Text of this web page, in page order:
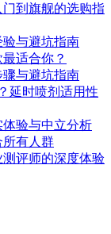
到旗舰的选购指
与避坑指南
适合你？
与避坑指南
延时喷剂适用性
验与中立分析
所有人群
评师的深度体验